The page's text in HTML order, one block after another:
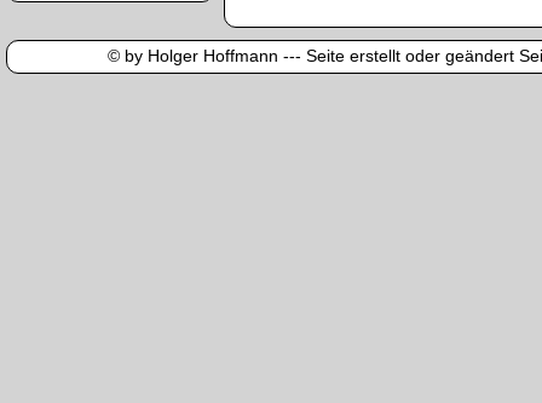
© by Holger Hoffmann --- Seite erstellt oder geändert